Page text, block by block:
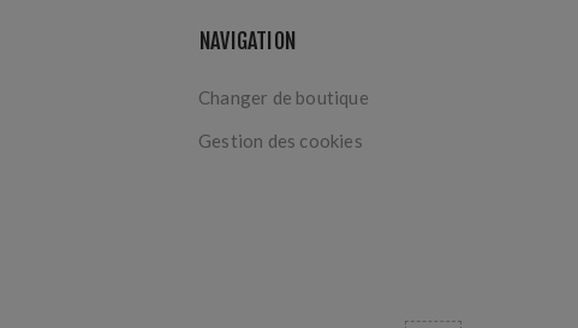
NAVIGATION
Changer de boutique
Gestion des cookies